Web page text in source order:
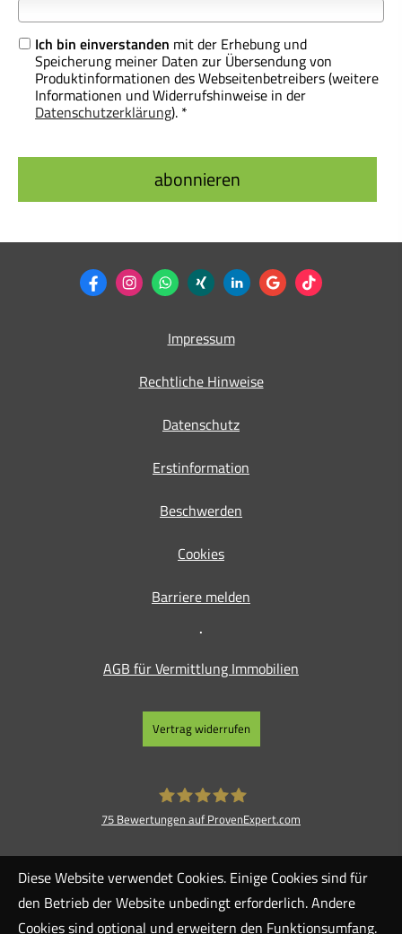
Ich bin einverstanden mit der Erhebung und
Speicherung meiner Daten zur Übersendung von
Produktinformationen des Webseitenbetreibers (weitere
Informationen und Widerrufshinweise in der
Datenschutzerklärung). *
Impressum
Rechtliche Hinweise
Datenschutz
Erstinformation
Beschwerden
Cookies
Barriere melden
⋅
AGB für Vermittlung Immobilien
Vertrag widerrufen
75 Bewertungen auf ProvenExpert.com
Diese Website verwendet Cookies. Einige Cookies sind für
den Betrieb der Website unbedingt erforderlich. Andere
Cookies sind optional und erweitern den Funktionsumfang.